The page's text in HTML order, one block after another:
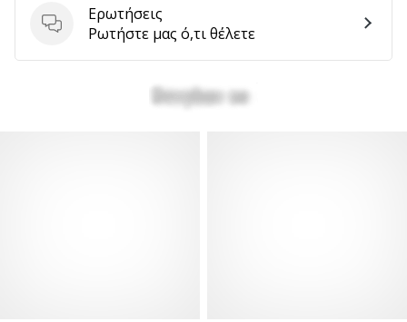
Ερωτήσεις
Ερωτήσεις
Ρωτήστε μας ό,τι θέλετε